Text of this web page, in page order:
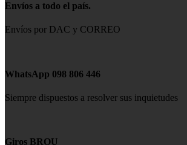
Envíos a todo el país.
Envíos por DAC y CORREO
WhatsApp 098 806 446
Siempre dispuestos a resolver sus inquietudes
Giros BROU